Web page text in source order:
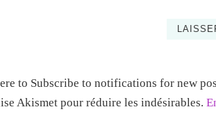
to Subscribe to notifications for new
Akismet pour réduire les indésirables.